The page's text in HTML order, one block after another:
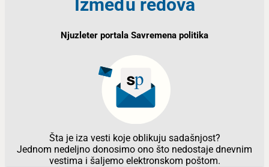
Između redova
Njuzleter portala Savremena politika
Šta je iza vesti koje oblikuju sadašnjost?
Jednom nedeljno donosimo ono što nedostaje dnevnim
vestima i šaljemo elektronskom poštom.